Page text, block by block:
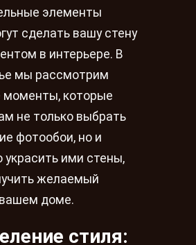
элементы
сделать вашу стену
в интерьере. В
мы рассмотрим
которые
не только выбрать
фотообои, но и
украсить ими стены,
желаемый
доме.
стиля: